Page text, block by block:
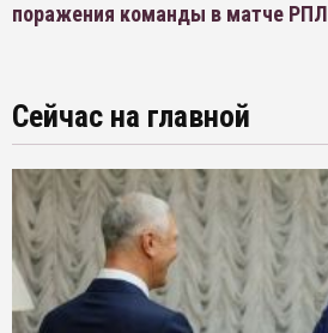
поражения команды в матче РПЛ
Сейчас на главной